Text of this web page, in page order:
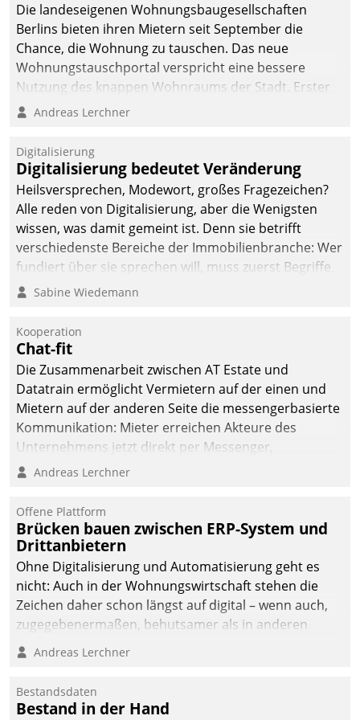
Die landeseigenen Wohnungsbaugesellschaften
Berlins bieten ihren Mietern seit September die
Chance, die Wohnung zu tauschen. Das neue
Wohnungstauschportal verspricht eine bessere
Nutzung des knappen Wohnraums der Stadt. Erster
Anwendungsfall für Datatrains Lösung API-Hub mit
Unternehmen.
Andreas Lerchner
Digitalisierung
Digitalisierung bedeutet Veränderung
Heilsversprechen, Modewort, großes Fragezeichen?
Alle reden von Digitalisierung, aber die Wenigsten
wissen, was damit gemeint ist. Denn sie betrifft
verschiedenste Bereiche der Immobilienbranche: Wer
fundiert über sie sprechen will, muss zuerst Begriffe
klären. Ein Aspekt ist die betriebliche Optimierung:
Einsparungen durch optimierte und automatisierte
Prozesse. Doch man darf nicht zu viel erwarten: Allein
mit der Einführung einer neuen Software ist es nicht
getan. Die Digitalisierung erfordert von Unternehmen
die Bereitschaft, sich zu überprüfen, zu hinterfragen
und zu verändern.
Sabine Wiedemann
Kooperation
Chat-fit
Die Zusammenarbeit zwischen AT Estate und
Datatrain ermöglicht Vermietern auf der einen und
Mietern auf der anderen Seite die messengerbasierte
Kommunikation: Mieter erreichen Akteure des
Unternehmens jetzt direkt per Messenger,
Mitarbeiter oder Dienstleister empfangen oder
Andreas Lerchner
Offene Plattform
Brücken bauen zwischen ERP-System und
Drittanbietern
Ohne Digitalisierung und Automatisierung geht es
nicht: Auch in der Wohnungswirtschaft stehen die
Zeichen daher schon längst auf digital – wenn auch,
zugegebenermaßen, behutsamer als in anderen
Branchen.
Andreas Lerchner
Bestandsdaten
Bestand in der Hand